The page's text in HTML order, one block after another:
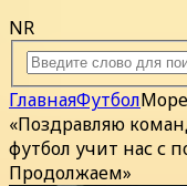
NR
ГлавнаяФутбол
«Поздравляю
футбол учит нас с
Продолжаем»